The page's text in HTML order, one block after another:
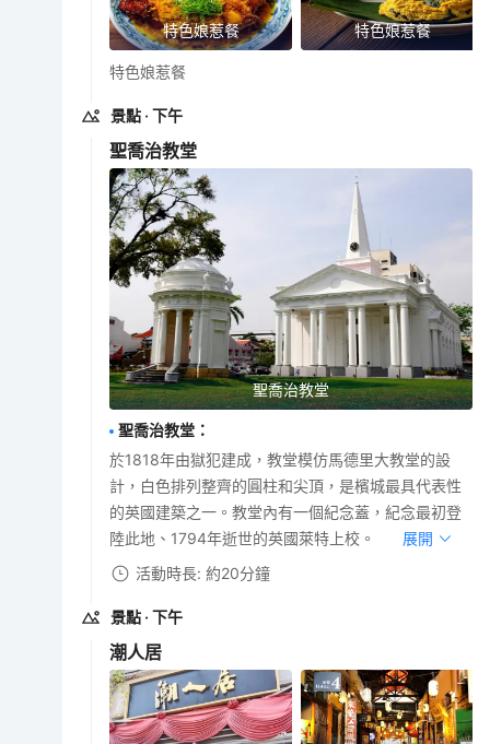
特色娘惹餐 特色娘惹餐
特色娘惹餐
景點 · 下午
聖喬治教堂
聖喬治教堂
聖喬治教堂 ：
於1818年由獄犯建成，教堂模仿馬德里大教堂的設
計，白色排列整齊的圓柱和尖頂，是檳城最具代表性
的英國建築之一。教堂內有一個紀念蓋，紀念最初登
陸此地、1794年逝世的英國萊特上校。
展開
活動時長: 約20分鐘
景點 · 下午
潮人居